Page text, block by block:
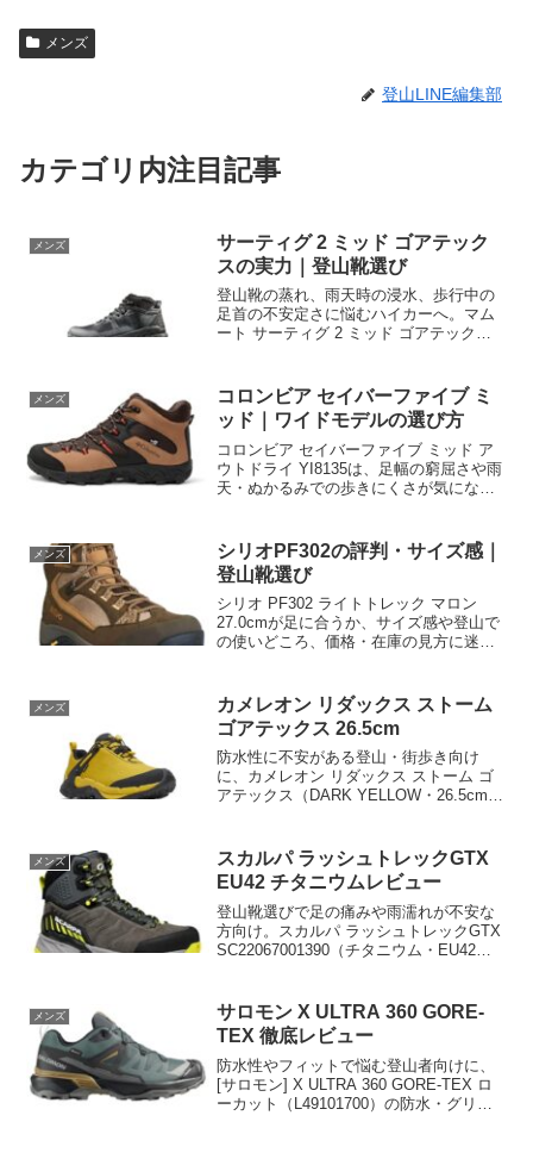
メンズ
登山LINE編集部
カテゴリ内注目記事
メンズ
サーティグ 2 ミッド ゴアテック
スの実力｜登山靴選び
登山靴の蒸れ、雨天時の浸水、歩行中の
足首の不安定さに悩むハイカーへ。マム
ート サーティグ 2 ミッド ゴアテックス
り登山や軽快な縦走に合うかを比較し、
購入前に価格・在庫・販売条件も確認し
て、自分の足と山行に合う一足を選びま
しょう。
メンズ
コロンビア セイバーファイブ ミ
ッド｜ワイドモデルの選び方
コロンビア セイバーファイブ ミッド ア
ウトドライ YI8135は、足幅の窮屈さや雨
天・ぬかるみでの歩きにくさが気になる
様を整理し、サイズ選びと購入前の確認
点を解説します。自分の足と行動距離に
合うかを確認して選びましょう。
メンズ
シリオPF302の評判・サイズ感｜
登山靴選び
シリオ PF302 ライトトレック マロン
27.0cmが足に合うか、サイズ感や登山で
の使いどころ、価格・在庫の見方に迷う
分に合う登山靴を選び、最新価格をチェ
ックして納得の一足を購入しましょう。
メンズ
カメレオン リダックス ストーム
ゴアテックス 26.5cm
防水性に不安がある登山・街歩き向け
に、カメレオン リダックス ストーム ゴ
アテックス（DARK YELLOW・26.5cm・
較も紹介するので購入検討中の方は詳細
をチェックしてください。
メンズ
スカルパ ラッシュトレックGTX
EU42 チタニウムレビュー
登山靴選びで足の痛みや雨濡れが不安な
方向け。スカルパ ラッシュトレックGTX
SC22067001390（チタニウム・EU42）
入ポイントと購入後のサイズ調整法まで
解説し、今すぐ最適な一足を選べる行動
を促します。
メンズ
サロモン X ULTRA 360 GORE-
TEX 徹底レビュー
防水性やフィットで悩む登山者向けに、
[サロモン] X ULTRA 360 GORE-TEX ロ
ーカット（L49101700）の防水・グリッ